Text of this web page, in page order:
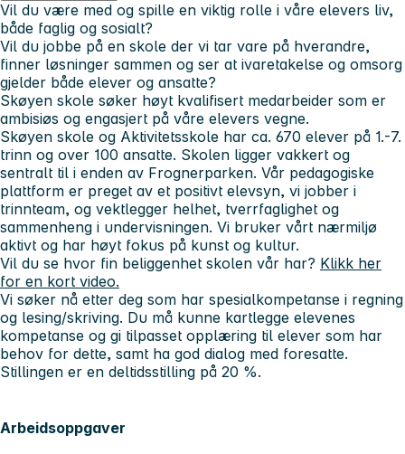
Vil du være med og spille en viktig rolle i våre elevers liv,
både faglig og sosialt?
Vil du jobbe på en skole der vi tar vare på hverandre,
finner løsninger sammen og ser at ivaretakelse og omsorg
gjelder både elever og ansatte?
Skøyen skole søker høyt kvalifisert medarbeider som er
ambisiøs og engasjert på våre elevers vegne.
Skøyen skole og Aktivitetsskole har ca. 670 elever på 1.-7.
trinn og over 100 ansatte. Skolen ligger vakkert og
sentralt til i enden av Frognerparken. Vår pedagogiske
plattform er preget av et positivt elevsyn, vi jobber i
trinnteam, og vektlegger helhet, tverrfaglighet og
sammenheng i undervisningen. Vi bruker vårt nærmiljø
aktivt og har høyt fokus på kunst og kultur.
Vil du se hvor fin beliggenhet skolen vår har? Klikk her
for en kort video.
Vi søker nå etter deg som har spesialkompetanse i regning
og lesing/skriving. Du må kunne kartlegge elevenes
kompetanse og gi tilpasset opplæring til elever som har
behov for dette, samt ha god dialog med foresatte.
Stillingen er en deltidsstilling på 20 %.
Arbeidsoppgaver